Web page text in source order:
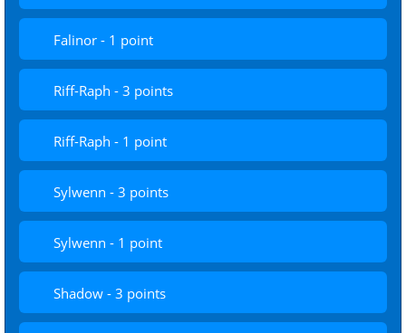
Falinor - 1 point
Riff-Raph - 3 points
Riff-Raph - 1 point
Sylwenn - 3 points
Sylwenn - 1 point
Shadow - 3 points